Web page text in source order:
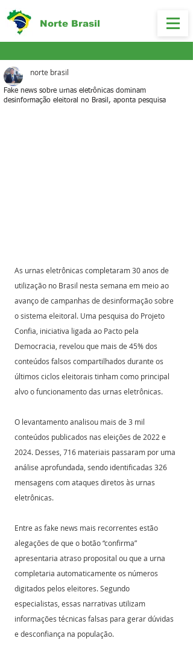
Norte Brasil
Fake news sobre urnas eletrônicas dominam
desinformação eleitoral no Brasil, aponta pesquisa
norte brasil
As urnas eletrônicas completaram 30 anos de
utilização no Brasil nesta semana em meio ao
avanço de campanhas de desinformação sobre
o sistema eleitoral. Uma pesquisa do Projeto
Confia, iniciativa ligada ao Pacto pela
Democracia, revelou que mais de 45% dos
conteúdos falsos compartilhados durante os
últimos ciclos eleitorais tinham como principal
alvo o funcionamento das urnas eletrônicas.
O levantamento analisou mais de 3 mil
conteúdos publicados nas eleições de 2022 e
2024. Desses, 716 materiais passaram por uma
análise aprofundada, sendo identificadas 326
mensagens com ataques diretos às urnas
eletrônicas.
Entre as fake news mais recorrentes estão
alegações de que o botão “confirma”
apresentaria atraso proposital ou que a urna
completaria automaticamente os números
digitados pelos eleitores. Segundo
especialistas, essas narrativas utilizam
informações técnicas falsas para gerar dúvidas
e desconfiança na população.